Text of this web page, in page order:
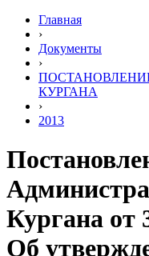
Главная
›
Документы
›
КУРГАНА
›
2013
Кургана от
Об